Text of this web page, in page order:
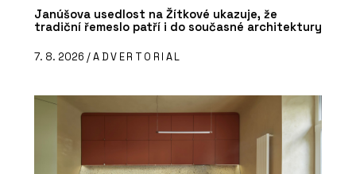
Janúšova usedlost na Žítkové ukazuje, že
tradiční řemeslo patří i do současné architektury
7. 8. 2026 /ADVERTORIAL